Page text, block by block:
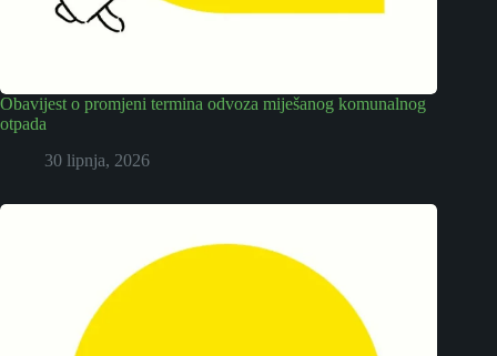
Obavijest o promjeni termina odvoza miješanog komunalnog
otpada
30 lipnja, 2026